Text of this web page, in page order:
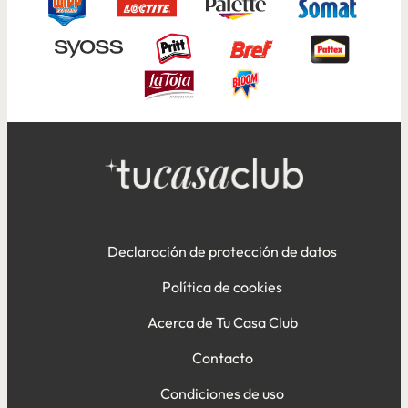
Declaración de protección de datos
Política de cookies
Acerca de Tu Casa Club
Contacto
Condiciones de uso